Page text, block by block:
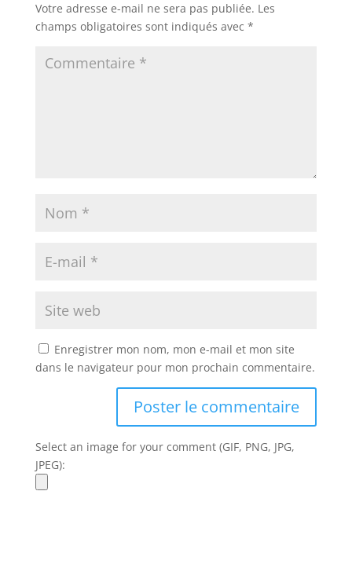
Votre adresse e-mail ne sera pas publiée. Les
champs obligatoires sont indiqués avec *
Enregistrer mon nom, mon e-mail et mon site
dans le navigateur pour mon prochain commentaire.
Select an image for your comment (GIF, PNG, JPG,
JPEG):